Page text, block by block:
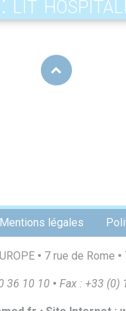
Mentions légales
• 7 rue de Rome •
36 10 10 • Fax : +33 (0)